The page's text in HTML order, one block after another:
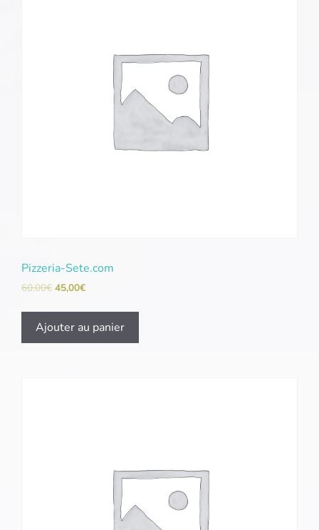
Pizzeria-Sete.com
60,00€ 45,00€
Ajouter au panier